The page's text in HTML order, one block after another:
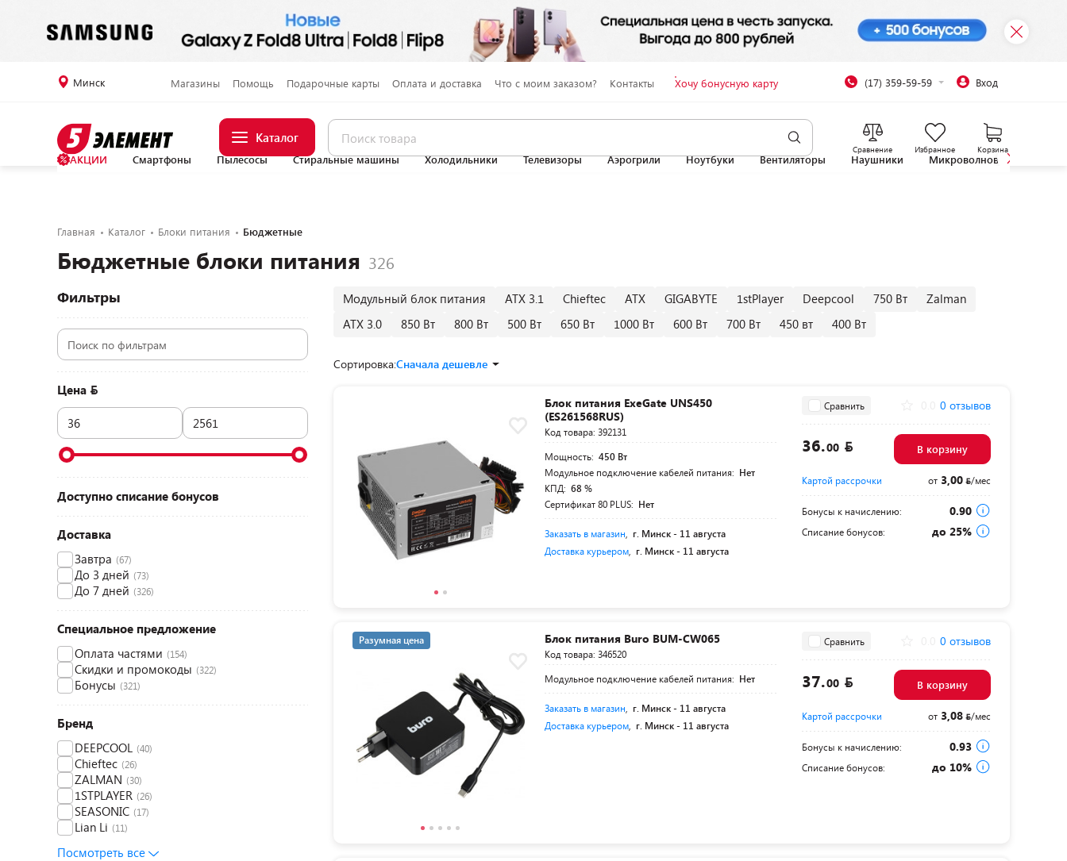
Минск Магазины Помощь Подарочные карты Оплата и доставка Что с моим заказом? Контакты Хочу бонусную карту (17) 359-59-59 Вход
Каталог
Сравнение Избранное Корзина
АКЦИИ Смартфоны Пылесосы Стиральные машины Холодильники Телевизоры Аэрогрили Ноутбуки Вентиляторы Наушники Микроволновые печи
Главная Каталог Блоки питания Бюджетные
Бюджетные блоки питания
Фильтры
Цена
Доступно списание бонусов
Доставка
Завтра (67)
До 3 дней (73)
До 7 дней (326)
Специальное предложение
Оплата частями (154)
Скидки и промокоды (322)
Бонусы (321)
Бренд
DEEPCOOL (40)
Chieftec (26)
ZALMAN (30)
1STPLAYER (26)
SEASONIC (17)
Lian Li (11)
Посмотреть все
Модульный блок питания ATX 3.1 Chieftec ATX GIGABYTE 1stPlayer Deepcool 750 Вт
Zalman
ATX 3.0
850 Вт 800 Вт 500 Вт 650 Вт 1000 Вт 600 Вт 700 Вт 450 вт 400 Вт
Сортировка:Сначала дешевле
Блок питания ExeGate UNS450
(ES261568RUS)
Код товара: 392131
Мощность: 450 Вт
Модульное подключение кабелей питания: Нет
КПД: 68 %
Сертификат 80 PLUS: Нет
Заказать в магазин г. Минск - 11 августа
Доставка курьером г. Минск - 11 августа
Сравнить 0 отзывов
36.00 В корзину
Картой рассрочки от3,00 /мес
Бонусы к начислению: 0.90
Списание бонусов: до 25%
Разумная цена Блок питания Buro BUM-СW065
Код товара: 346520
Модульное подключение кабелей питания: Нет
Заказать в магазин г. Минск - 11 августа
Доставка курьером г. Минск - 11 августа
Сравнить 0 отзывов
37.00 В корзину
Картой рассрочки от3,08 /мес
Бонусы к начислению: 0.93
Списание бонусов: до 10%